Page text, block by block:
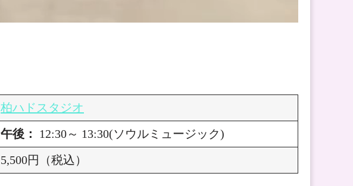
柏ハドスタジオ
午後：
12:30～ 13:30(ソウルミュージック)
5,500円（税込）